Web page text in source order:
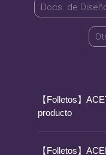
Docs. de
【Folletos】
producto
【Folletos】